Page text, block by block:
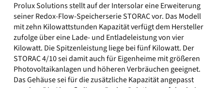
Prolux Solutions stellt auf der Intersolar eine Erweiterung
seiner Redox-Flow-Speicherserie STORAC vor. Das Modell
mit zehn Kilowattstunden Kapazität verfügt dem Hersteller
zufolge über eine Lade- und Entladeleistung von vier
Kilowatt. Die Spitzenleistung liege bei fünf Kilowatt. Der
STORAC 4/10 sei damit auch für Eigenheime mit größeren
Photovoltaikanlagen und höheren Verbräuchen geeignet.
Das Gehäuse sei für die zusätzliche Kapazität angepasst